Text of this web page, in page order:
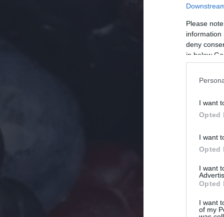
Please
information
deny
in below
I want
Opted
I want
Opted
I want
Opted
I want
of my